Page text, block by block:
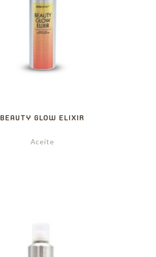
BEAUTY GLOW ELIXIR
Aceite